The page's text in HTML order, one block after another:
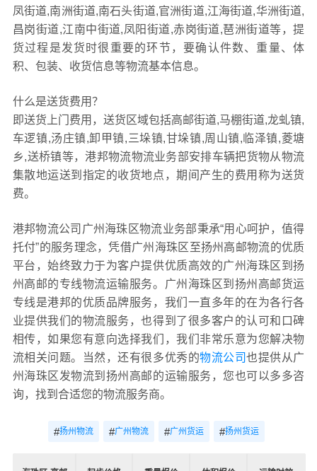
凤街道,南洲街道,南石头街道,官洲街道,江海街道,华洲街道,
昌岗街道,江南中街道,凤阳街道,赤岗街道,琶洲街道等，提
货过程是发货时很重要的环节，要确认件数、重量、体
积、包装、收货信息等物流基本信息。
什么是送货费用？
即送货上门费用，送货区域包括高邮街道,马棚街道,龙虬镇,
车逻镇,汤庄镇,卸甲镇,三垛镇,甘垛镇,周山镇,临泽镇,菱塘
乡,送桥镇等，港邦物流物流业务部安排车辆把货物从物流
集散地运送到指定的收货地点，期间产生的费用称为送货
费。
港邦物流公司广州海珠区物流业务部秉承“用心呵护，值得
托付”的服务理念，凭借广州海珠区至扬州高邮物流的优质
平台，始终致力于为客户提供优质高效的广州海珠区到扬
州高邮的专线物流运输服务。广州海珠区到扬州高邮货运
专线是港邦的优质品牌服务，我们一直多年的在为各行各
业提供我们的物流服务，也得到了很多客户的认可和口碑
相传，如果您有意向选择我们，我们非常乐意为您解决物
流相关问题。当然，还有很多优秀的物流公司也提供从广
州海珠区发物流到扬州高邮的运输服务，您也可以多多咨
询，找到合适您的物流服务商。
#扬州物流 #广州物流 #广州货运 #扬州货运